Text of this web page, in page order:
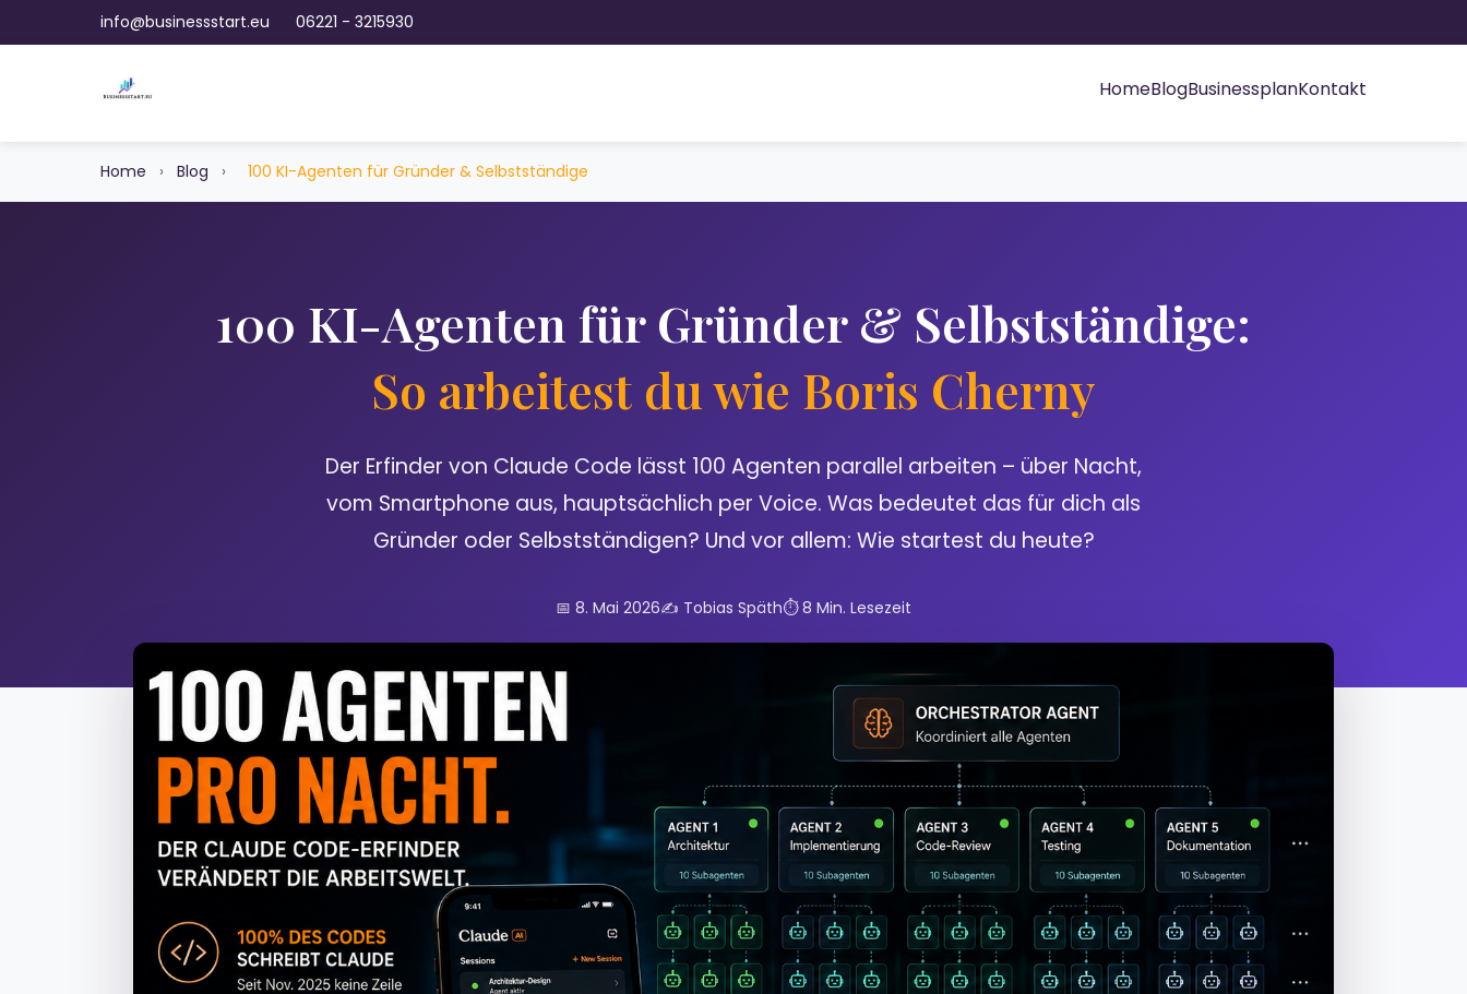
info@businessstart.eu 06221 - 3215930
HomeBlogBusinessplanKontakt
Home › Blog › 100 KI-Agenten für Gründer & Selbstständige
100 KI-Agenten für Gründer & Selbstständige:
So arbeitest du wie Boris Cherny
Der Erfinder von Claude Code lässt 100 Agenten parallel arbeiten – über Nacht,
vom Smartphone aus, hauptsächlich per Voice. Was bedeutet das für dich als
Gründer oder Selbstständigen? Und vor allem: Wie startest du heute?
📅 8. Mai 2026✍️ Tobias Späth⏱️ 8 Min. Lesezeit